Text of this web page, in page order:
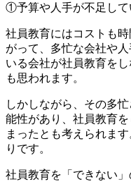
①予算や人手が不足して
社員教育にはコストも
がって、多忙な会社や
いる会社が社員教育を
も思われます。
しかしながら、その多
能性があり、社員教育
まったとも考えられま
りです。
社員教育を「できない